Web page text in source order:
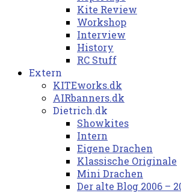
Kite Review
Workshop
Interview
History
RC Stuff
Extern
KITEworks.dk
AIRbanners.dk
Dietrich.dk
Showkites
Intern
Eigene Drachen
Klassische Originale
Mini Drachen
Der alte Blog 2006 –